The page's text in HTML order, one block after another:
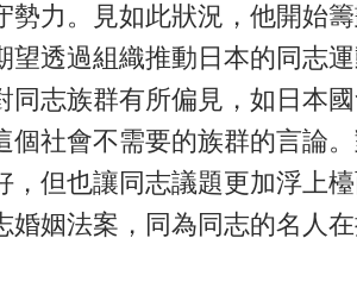
勢力。見如此狀況，他開始
望透過組織推動日本的同志
同志族群有所偏見，如日本
個社會不需要的族群的言論
，但也讓同志議題更加浮上
婚姻法案，同為同志的名人